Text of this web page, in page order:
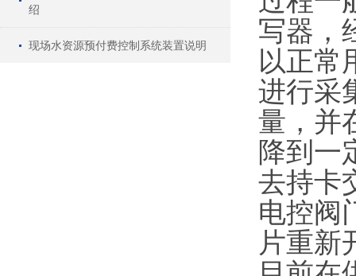
绍
现场水资源预付费控制系统装置说明
写器，
以正常
进行采
量，并
降到一
去持卡
电控阀
片重新